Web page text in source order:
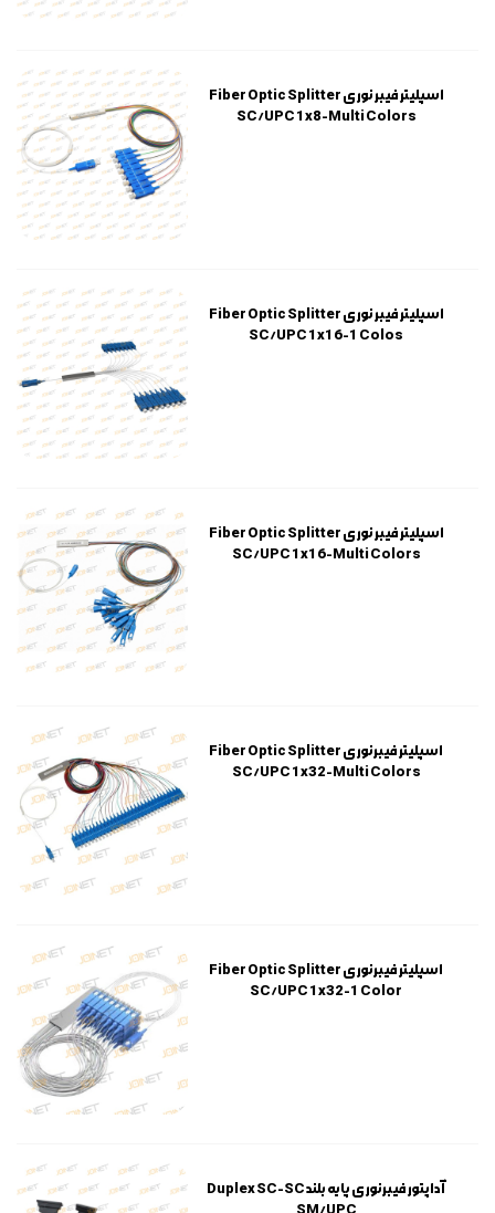
اسپلیتر فیبر نوری Fiber Optic Splitter
SC/UPC 1x8-Multi Colors
اسپلیتر فیبر نوری Fiber Optic Splitter
SC/UPC 1x16-1 Colos
اسپلیتر فیبر نوری Fiber Optic Splitter
SC/UPC 1x16-Multi Colors
اسپلیتر فیبرنوری Fiber Optic Splitter
SC/UPC 1x32-Multi Colors
اسپلیتر فیبرنوری Fiber Optic Splitter
SC/UPC 1x32-1 Color
آداپتور فیبرنوری پایه بلند Duplex SC-SC